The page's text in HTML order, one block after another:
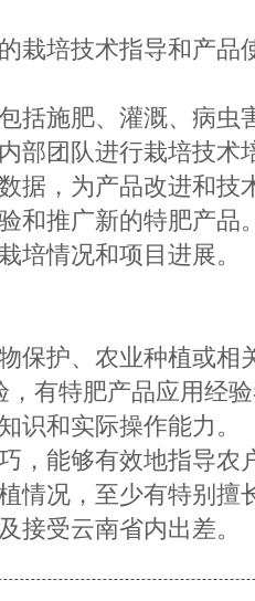
栽培技术指导和产
括施肥、灌溉、病虫
部团队进行栽培技术
据，为产品改进和技
和推广新的特肥产品
培情况和项目进展。
保护、农业种植或相
，有特肥产品应用经
识和实际操作能力。
，能够有效地指导农
情况，至少有特别擅
接受云南省内出差。